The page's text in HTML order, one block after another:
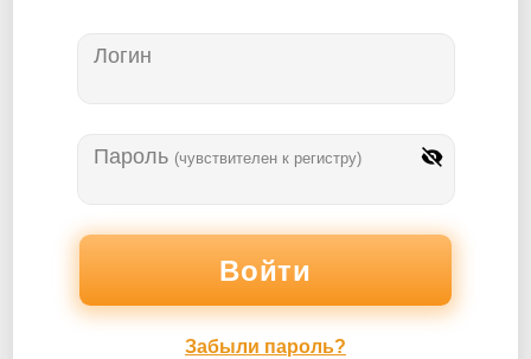
Логин
Пароль (чувствителен к регистру)
Забыли пароль?